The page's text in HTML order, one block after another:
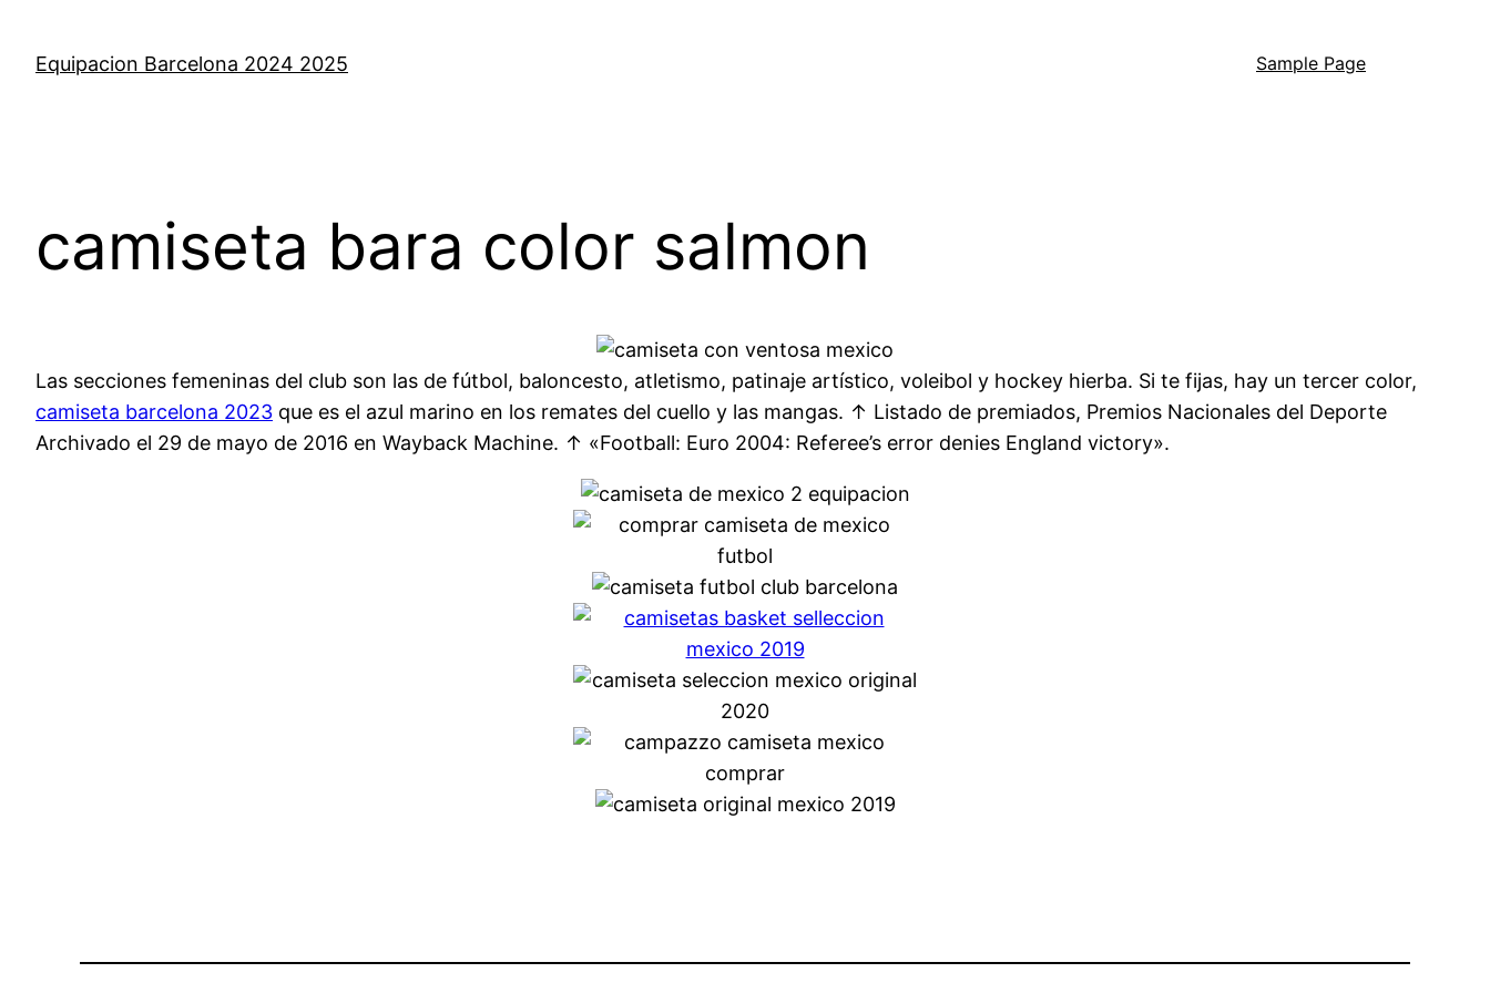
contenido
Equipacion Barcelona 2024 2025 Sample Page
camiseta bara color salmon
Las secciones femeninas del club son las de fútbol, baloncesto, atletismo, patinaje artístico, voleibol y hockey hierba. Si te fijas, hay un tercer color,
camiseta barcelona 2023 que es el azul marino en los remates del cuello y las mangas. ↑ Listado de premiados, Premios Nacionales del Deporte
Archivado el 29 de mayo de 2016 en Wayback Machine. ↑ «Football: Euro 2004: Referee’s error denies England victory».